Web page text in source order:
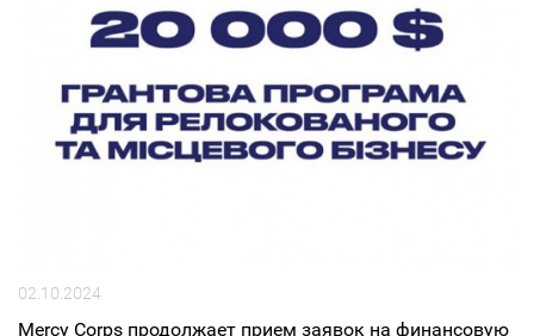
02.10.2024
Mercy Corps продолжает прием заявок на финансовую